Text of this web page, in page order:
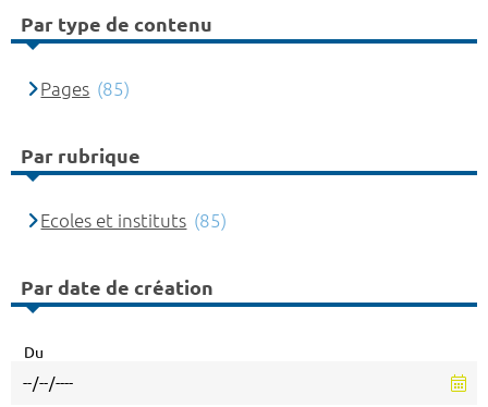
Par type de contenu
Pages (85)
Par rubrique
Ecoles et instituts (85)
Par date de création
Du